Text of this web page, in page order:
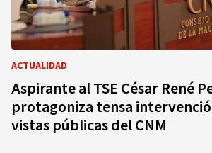
ACTUALIDAD
Aspirante al TSE César René
protagoniza tensa
vistas públicas del CNM